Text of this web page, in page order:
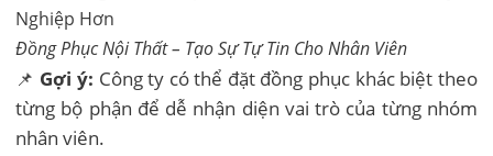
Đồng Phục Nội Thất – Tạo Sự Tự Tin Cho Nhân Viên
📌 Gợi ý: Công ty có thể đặt đồng phục khác biệt theo
từng bộ phận để dễ nhận diện vai trò của từng nhóm
nhân viên.